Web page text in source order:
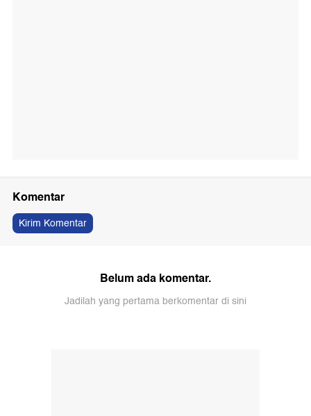
Komentar
Kirim Komentar
Belum ada komentar.
Jadilah yang pertama berkomentar di sini